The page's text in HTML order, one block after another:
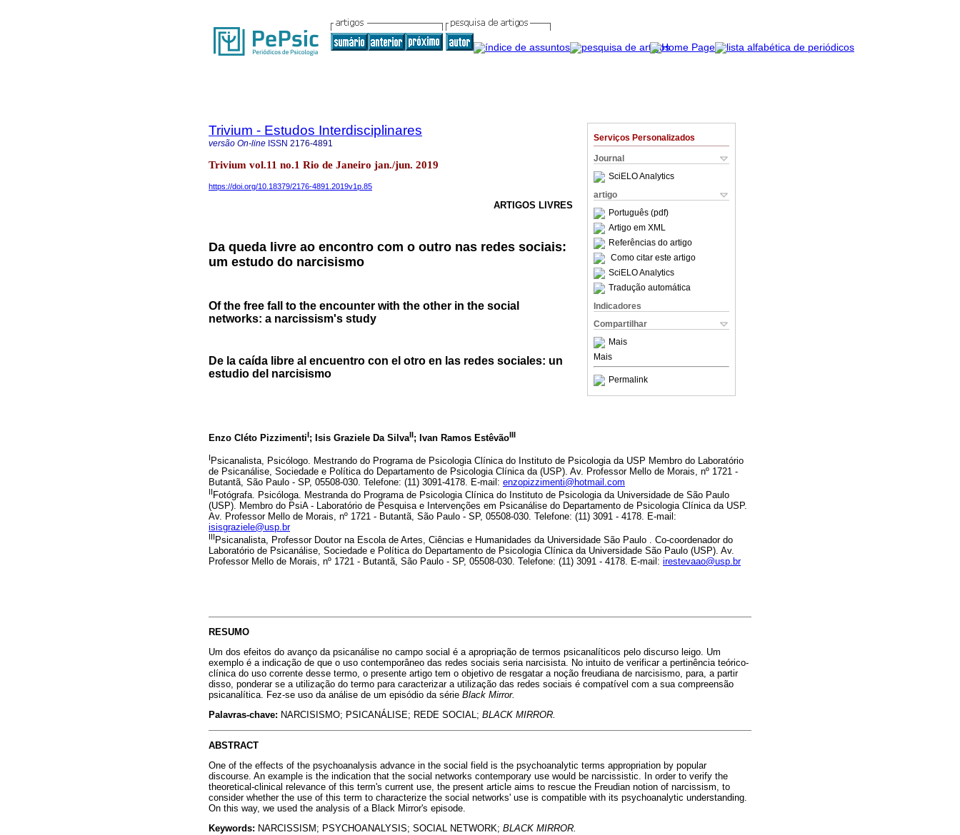
Serviços Personalizados
Journal
SciELO Analytics
artigo
Português (pdf)
Artigo em XML
Referências do artigo
Como citar este artigo
SciELO Analytics
Tradução automática
Indicadores
Compartilhar
Mais
Mais
Permalink
Trivium - Estudos Interdisciplinares
versão On-line ISSN 2176-4891
Trivium vol.11 no.1 Rio de Janeiro jan./jun. 2019
https://doi.org/10.18379/2176-4891.2019v1p.85
ARTIGOS LIVRES
Da queda livre ao encontro com o outro nas redes sociais:
um estudo do narcisismo
Of the free fall to the encounter with the other in the social
networks: a narcissism's study
De la caída libre al encuentro con el otro en las redes sociales: un
estudio del narcisismo
Enzo Cléto PizzimentiI; Isis Graziele Da SilvaII; Ivan Ramos EstêvãoIII
IPsicanalista, Psicólogo. Mestrando do Programa de Psicologia Clínica do Instituto de Psicologia da USP Membro do Laboratório
de Psicanálise, Sociedade e Política do Departamento de Psicologia Clínica da (USP). Av. Professor Mello de Morais, nº 1721 -
Butantã, São Paulo - SP, 05508-030. Telefone: (11) 3091-4178. E-mail: enzopizzimenti@hotmail.com
II Fotógrafa. Psicóloga. Mestranda do Programa de Psicologia Clínica do Instituto de Psicologia da Universidade de São Paulo
(USP). Membro do PsiA - Laboratório de Pesquisa e Intervenções em Psicanálise do Departamento de Psicologia Clínica da USP.
Av. Professor Mello de Morais, nº 1721 - Butantã, São Paulo - SP, 05508-030. Telefone: (11) 3091 - 4178. E-mail:
isisgraziele@usp.br
III Psicanalista, Professor Doutor na Escola de Artes, Ciências e Humanidades da Universidade São Paulo . Co-coordenador do
Laboratório de Psicanálise, Sociedade e Política do Departamento de Psicologia Clínica da Universidade São Paulo (USP). Av.
Professor Mello de Morais, nº 1721 - Butantã, São Paulo - SP, 05508-030. Telefone: (11) 3091 - 4178. E-mail: irestevaao@usp.br
RESUMO
Um dos efeitos do avanço da psicanálise no campo social é a apropriação de termos psicanalíticos pelo discurso leigo. Um
exemplo é a indicação de que o uso contemporâneo das redes sociais seria narcisista. No intuito de verificar a pertinência teórico-
clínica do uso corrente desse termo, o presente artigo tem o objetivo de resgatar a noção freudiana de narcisismo, para, a partir
disso, ponderar se a utilização do termo para caracterizar a utilização das redes sociais é compatível com a sua compreensão
psicanalítica. Fez-se uso da análise de um episódio da série Black Mirror.
Palavras-chave: NARCISISMO; PSICANÁLISE; REDE SOCIAL; BLACK MIRROR.
ABSTRACT
One of the effects of the psychoanalysis advance in the social field is the psychoanalytic terms appropriation by popular
discourse. An example is the indication that the social networks contemporary use would be narcissistic. In order to verify the
theoretical-clinical relevance of this term's current use, the present article aims to rescue the Freudian notion of narcissism, to
consider whether the use of this term to characterize the social networks' use is compatible with its psychoanalytic understanding.
On this way, we used the analysis of a Black Mirror's episode.
Keywords: NARCISSISM; PSYCHOANALYSIS; SOCIAL NETWORK; BLACK MIRROR.